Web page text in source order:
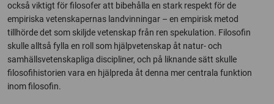
också viktigt för filosofer att bibehålla en stark respekt för de
empiriska vetenskapernas landvinningar – en empirisk metod
tillhörde det som skiljde vetenskap från ren spekulation. Filosofin
skulle alltså fylla en roll som hjälpvetenskap åt natur- och
samhällsvetenskapliga discipliner, och på liknande sätt skulle
filosofihistorien vara en hjälpreda åt denna mer centrala funktion
inom filosofin.